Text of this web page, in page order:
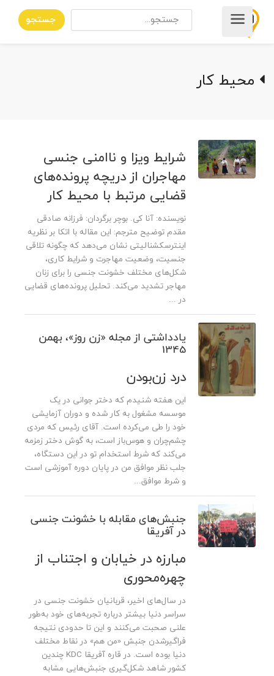
جستجو
محیط کار
شرایط ویزا و ناامنی جنسی
مهاجران از دریچه پرونده‌های
قضایی مرتبط با محیط کار
نویسنده: آنا کی. بوچر برگردان: فرزانه صادقی
مقدم توضیح مترجم: این مقاله با اتکا بر نظریه
اینترسکشنالیتی نشان می‌دهد که چگونه تلاقی
جنسیت، وضعیت مهاجرت و شرایط کاری،
شکل‌های مختلف خشونت جنسی را برای زنان
مهاجر تشدید می‌کند. تحلیل پرونده‌­های قضایی
در ...
یادداشتی از مجله «زن روز»، بهمن
1345
درد زن‌بودن
این هفته شنیدم که دختر جوانی در یک
موسسه مشغول به کار شده و دوران آزمایشی
خود را طی می‌کرده است. آقای رئیس که مردی
چشم‌چران و هوس‌باز است، به گوش دختر زمزمه
می‌کند که شرط استخدام تو در این دستگاه،
جلب نظر موافق من در پایان دوره آموزشی است
و شرط موافق...
جنبش‌های مقابله با خشونت جنسی
در آفریقا
مبارزه در خیابان و اجتناب از
چهره‌محوری
در سال‌های اخیر، قربانیان خشونت جنسی در
سراسر دنیا بیشتر درباره تجربه‌های خود به‌طور
علنی صحبت می‌کنند و این تا حدودی نتیجه
فراگیرشدن جنبش «من ‌هم» در نقاط مختلف
دنیا بوده است. در قاره آفریقا KDC چندین
کشور شاهد شکل‌گیری جنبش‌هایی مشابه